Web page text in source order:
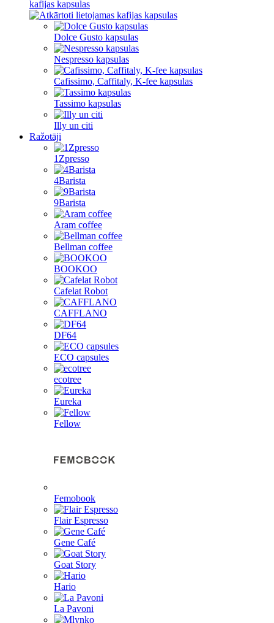
kafijas kapsulas
Dolce Gusto kapsulas
Nespresso kapsulas
Cafissimo, Caffitaly, K-fee kapsulas
Tassimo kapsulas
Illy un citi
Ražotāji
1Zpresso
4Barista
9Barista
Aram coffee
Bellman coffee
BOOKOO
Cafelat Robot
CAFFLANO
DF64
ECO capsules
ecotree
Eureka
Fellow
Femobook
Flair Espresso
Gene Café
Goat Story
Hario
La Pavoni